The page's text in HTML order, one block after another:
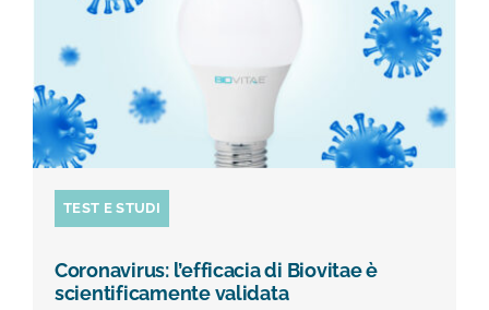
TEST E STUDI
Coronavirus: l’efficacia di Biovitae è
scientificamente validata